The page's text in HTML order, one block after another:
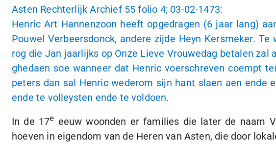
Asten Rechterlijk Archief 55 folio 4; 03-02-1473:
Henric Art Hannenzoon heeft opgedragen (6 jaar lang)
Pouwel Verbeersdonck, andere zijde Heyn Kersmeker.
rog die Jan jaarlijks op Onze Lieve Vrouwedag betalen
ghedaen soe wanneer dat Henric voerschreven coempt
peters dan sal Henric wederom sijn hant slaen aen ende
ende te volleysten ende te voldoen.
In de 17e eeuw woonden er families die later de naam
hoeven in eigendom van de Heren van Asten, die door